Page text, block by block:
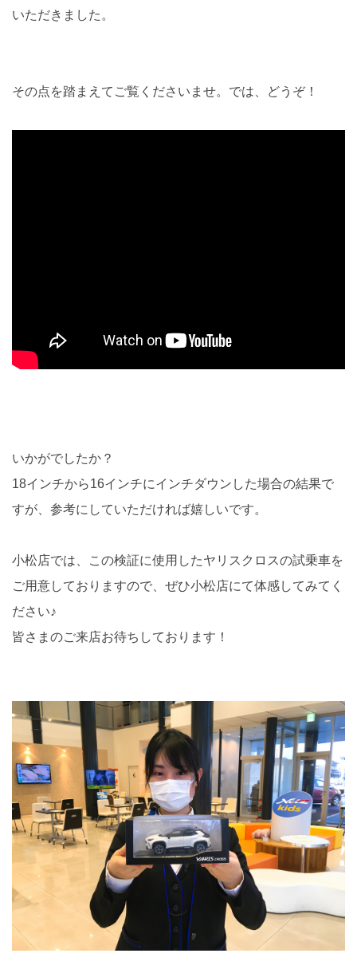
いただきました。
その点を踏まえてご覧くださいませ。では、どうぞ！
いかがでしたか？
18インチから16インチにインチダウンした場合の結果で
すが、参考にしていただければ嬉しいです。
小松店では、この検証に使用したヤリスクロスの試乗車を
ご用意しておりますので、ぜひ小松店にて体感してみてく
ださい♪
皆さまのご来店お待ちしております！